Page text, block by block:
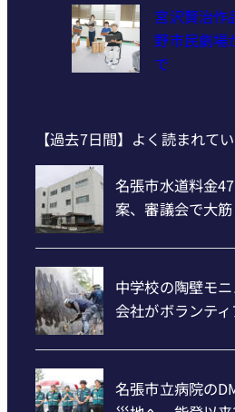
宮沢賢治
野市民劇
で
【過去7日間】よく読まれて